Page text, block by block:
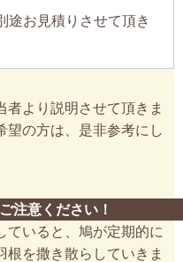
お見積りさせて頂き
より説明させて頂きま
望の方は、是非参考にし
注意ください！
ていると、鳩が定期的に
を撒き散らしていきま